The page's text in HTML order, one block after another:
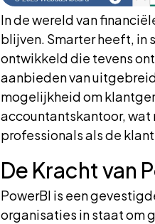
In de wereld van
blijven. Smarter heeft, in
ontwikkeld die tevens
aanbieden van
mogelijkheid om
accountantskantoor, wat
professionals als de
De Kracht van
PowerBI is een
organisaties in staat om